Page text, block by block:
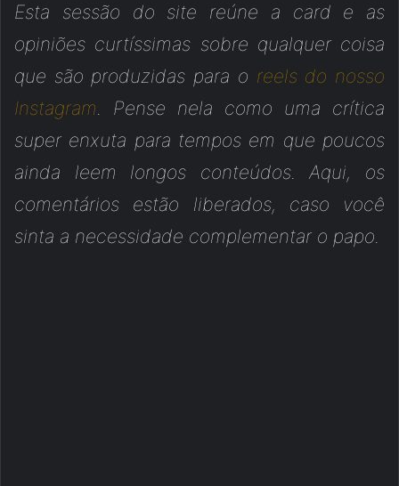
Esta sessão do site reúne a card e as
opiniões curtíssimas sobre qualquer coisa
que são produzidas para o reels do nosso
Instagram. Pense nela como uma crítica
super enxuta para tempos em que poucos
ainda leem longos conteúdos. Aqui, os
comentários estão liberados, caso você
sinta a necessidade complementar o papo.